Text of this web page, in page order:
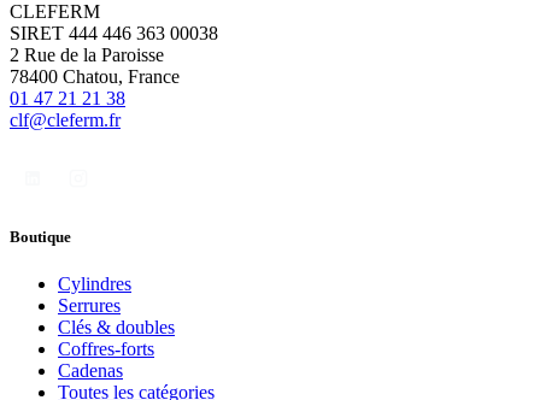
CLEFERM
SIRET 444 446 363 00038
2 Rue de la Paroisse
78400 Chatou, France
01 47 21 21 38
clf@cleferm.fr
Boutique
Cylindres
Serrures
Clés & doubles
Coffres-forts
Cadenas
Toutes les catégories